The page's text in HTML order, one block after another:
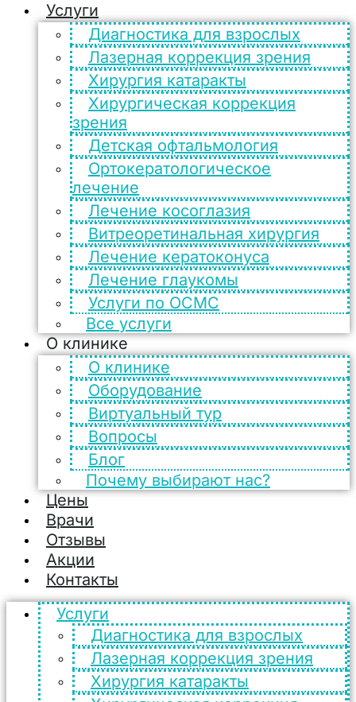
Услуги
Диагностика для взрослых
Лазерная коррекция зрения
Хирургия катаракты
Хирургическая коррекция
зрения
Детская офтальмология
Ортокератологическое
лечение
Лечение косоглазия
Витреоретинальная хирургия
Лечение кератоконуса
Лечение глаукомы
Услуги по ОСМС
Все услуги
О клинике
О клинике
Оборудование
Виртуальный тур
Вопросы
Блог
Почему выбирают нас?
Цены
Врачи
Отзывы
Акции
Контакты
Услуги
Диагностика для взрослых
Лазерная коррекция зрения
Хирургия катаракты